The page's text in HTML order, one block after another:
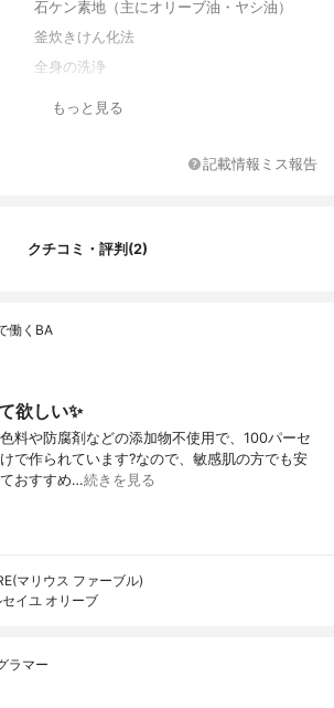
石ケン素地（主にオリーブ油・ヤシ油）
釜炊きけん化法
全身の洗浄
もっと見る
記載情報ミス報告
クチコミ・評判(2)
働くBA
欲しい✨
料や防腐剤などの添加物不使用で、100パーセ
で作られています?なので、敏感肌の方でも安
おすすめ…続きを見る
マリウス ファーブル)
イユ オリーブ
ラマー